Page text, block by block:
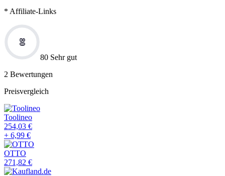
* Affiliate-Links
80
80 Sehr gut
2 Bewertungen
Preisvergleich
Toolineo
254,03 €
+ 6,99 €
OTTO
271,82 €